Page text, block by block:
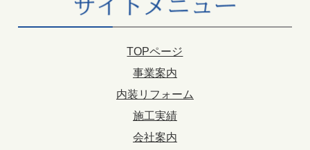
TOPページ
事業案内
内装リフォーム
施工実績
会社案内